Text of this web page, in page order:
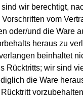
wir berechtigt,
vom
oder/und die Ware
heraus zu
beinhaltet
Rücktritts; wir sind
die Ware